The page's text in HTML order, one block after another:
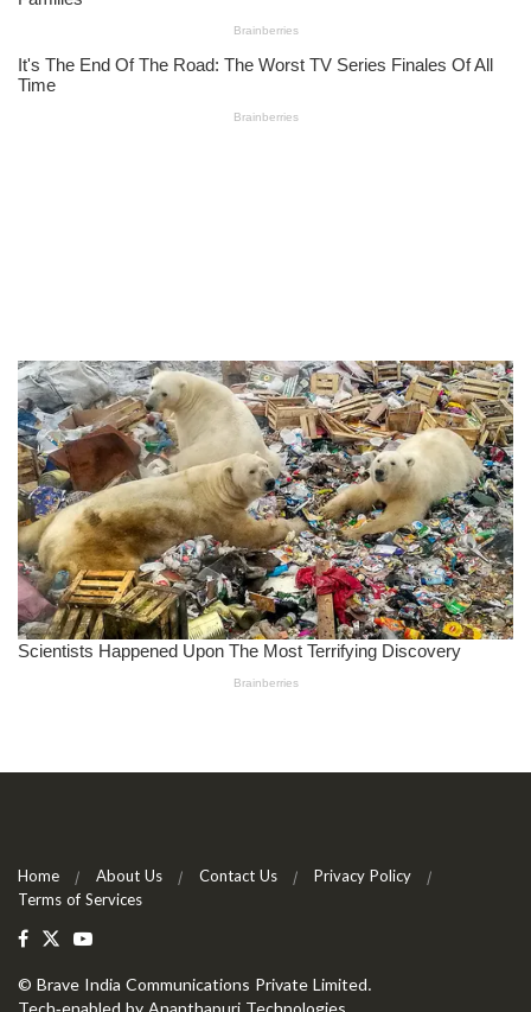
Home About Us Contact Us
Privacy Policy
Terms of Services
© Brave India Communications Private Limited.